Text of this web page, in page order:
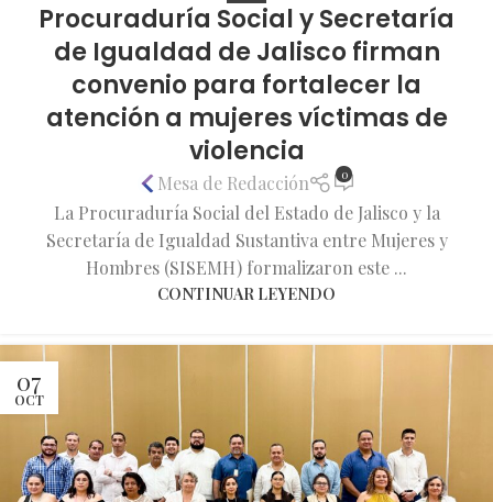
Procuraduría Social y Secretaría
de Igualdad de Jalisco firman
convenio para fortalecer la
atención a mujeres víctimas de
violencia
Mesa de Redacción 0
La Procuraduría Social del Estado de Jalisco y la
Secretaría de Igualdad Sustantiva entre Mujeres y
Hombres (SISEMH) formalizaron este ...
CONTINUAR LEYENDO
07
OCT